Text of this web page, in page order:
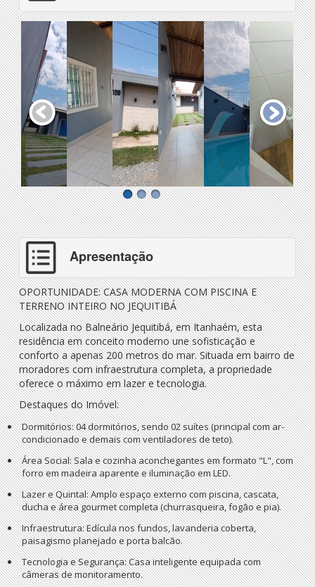
Apresentação
OPORTUNIDADE: CASA MODERNA COM PISCINA E
TERRENO INTEIRO NO JEQUITIBÁ
Localizada no Balneário Jequitibá, em Itanhaém, esta
residência em conceito moderno une sofisticação e
conforto a apenas 200 metros do mar. Situada em bairro de
moradores com infraestrutura completa, a propriedade
oferece o máximo em lazer e tecnologia.
Destaques do Imóvel:
Dormitórios:04 dormitórios, sendo 02 suítes (principal com ar-
condicionado e demais com ventiladores de teto).
Área Social:Sala e cozinha aconchegantes em formato "L", com
forro em madeira aparente e iluminação em LED.
Lazer e Quintal:Amplo espaço externo com piscina, cascata,
ducha e área gourmet completa (churrasqueira, fogão e pia).
Infraestrutura:Edícula nos fundos, lavanderia coberta,
paisagismo planejado e porta balcão.
Tecnologia e Segurança:Casa inteligente equipada com
câmeras de monitoramento.